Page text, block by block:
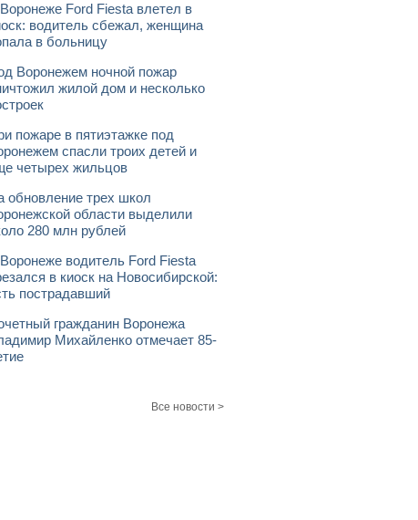
Ford Fiesta влетел в
водитель сбежал, женщина
в больницу
Воронежем ночной пожар
жилой дом и несколько
пожаре в пятиэтажке под
спасли троих детей и
четырех жильцов
обновление трех школ
области выделили
280 млн рублей
водитель Ford Fiesta
в киоск на Новосибирской:
пострадавший
гражданин Воронежа
Михайленко отмечает 85-
Все новости >